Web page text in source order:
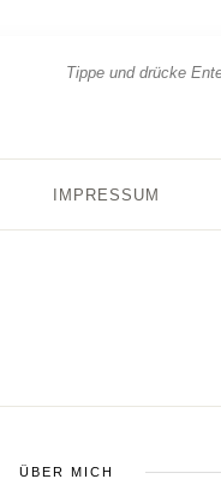
IMPRESSUM
ÜBER MICH